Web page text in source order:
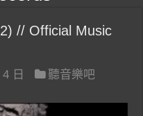
// Official Music
日
聽音樂吧